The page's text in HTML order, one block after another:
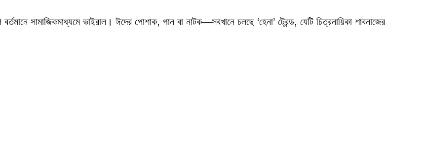
সামাজিকমাধ্যমে ভাইরাল। ঈদের পোশাক, গান বা নাটক—সবখানে চলছে ‘হেনা’ ট্রেন্ড, যেটি চিত্রনায়িকা শাবনাজের